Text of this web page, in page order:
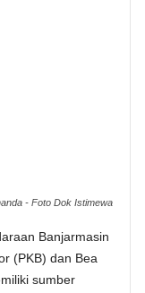
- Foto Dok Istimewa
Banjarmasin
(PKB) dan Bea
sumber